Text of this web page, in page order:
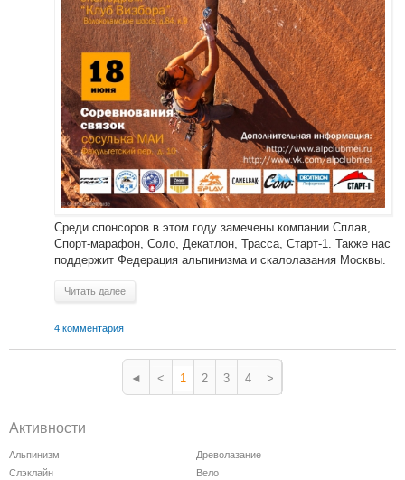
Среди спонсоров в этом году замечены компании Сплав,
Спорт-марафон, Соло, Декатлон, Трасса, Старт-1. Также нас
поддержит Федерация альпинизма и скалолазания Москвы.
Читать далее
4 комментария
◄ < 1 2 3 4 >
Активности
Альпинизм
Древолазание
Слэклайн
Вело